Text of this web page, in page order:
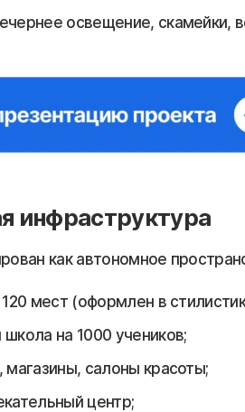
освещение, скамейки,
инфраструктура
как автономное
120 мест (оформлен в
на 1000 учеников;
магазины, салоны красоты;
центр;